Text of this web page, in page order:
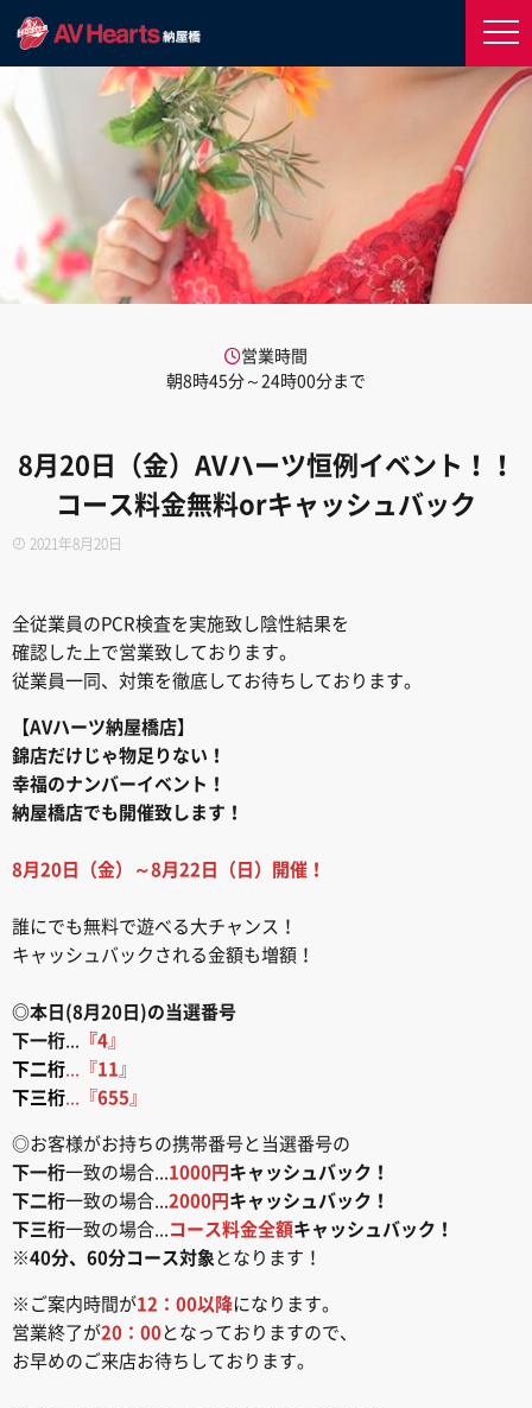
営業時間
朝8時45分～24時00分まで
8月20日（金）AVハーツ恒例イベント！！
コース料金無料orキャッシュバック
2021年8月20日
全従業員のPCR検査を実施致し陰性結果を
確認した上で営業致しております。
従業員一同、対策を徹底してお待ちしております。
【AVハーツ納屋橋店】
錦店だけじゃ物足りない！
幸福のナンバーイベント！
納屋橋店でも開催致します！
8月20日（金） ～8月22日（日）開催！
誰にでも無料で遊べる大チャンス！
キャッシュバックされる金額も増額！
◎本日(8月20日)の当選番号
下一桁... 『4 』
下二桁...『11 』
下三桁...『655 』
◎お客様がお持ちの携帯番号と当選番号の
下一桁一致の場合...1000円 キャッシュバック！
下二桁一致の場合...2000円 キャッシュバック！
下三桁一致の場合... コース料金全額キャッシュバック！
※40分、60分コース対象 となります！
※ご案内時間が12：00以降になります。
営業終了が20：00となっておりますので、
お早めのご来店お待ちしております。